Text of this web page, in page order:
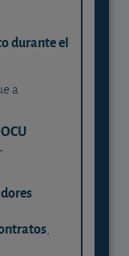
durante el
a
,